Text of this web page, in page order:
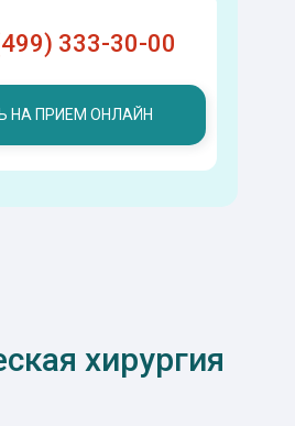
333-30-00
НА ПРИЕМ ОНЛАЙН
хирургия